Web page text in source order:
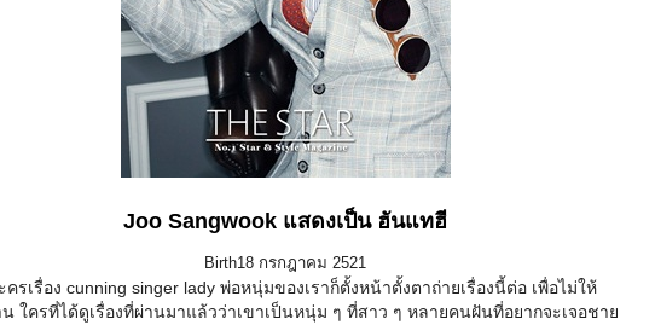
Joo Sangwook แสดงเป็น ฮันแทฮี
Birth18 กรกฎาคม 2521
รเรื่อง cunning singer lady พ่อหนุ่มของเราก็ตั้งหน้าตั้งตาถ่ายเรื่องนี้ต่อ เพื่อไม่ให้
ใครที่ได้ดูเรื่องที่ผ่านมาแล้วว่าเขาเป็นหนุ่ม ๆ ที่สาว ๆ หลายคนฝันที่อยากจะเจอชา